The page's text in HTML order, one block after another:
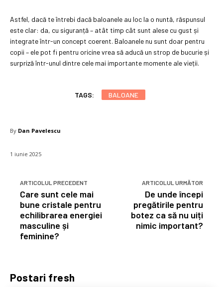
Postari fresh
Astfel, dacă te întrebi dacă baloanele au loc la o nuntă, răspunsul
este clar: da, cu siguranță – atât timp cât sunt alese cu gust și
integrate într-un concept coerent. Baloanele nu sunt doar pentru
copii – ele pot fi pentru oricine vrea să aducă un strop de bucurie și
surpriză într-unul dintre cele mai importante momente ale vieții.
TAGS: BALOANE
By Dan Pavelescu
1 iunie 2025
ARTICOLUL PRECEDENT
Care sunt cele mai
bune cristale pentru
echilibrarea energiei
masculine și
feminine?
ARTICOLUL URMĂTOR
De unde începi
pregătirile pentru
botez ca să nu uiți
nimic important?